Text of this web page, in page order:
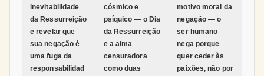
inevitabilidade
da Ressurreição
e revelar que
sua negação é
uma fuga da
responsabilidad
cósmico e
psíquico — o Dia
da Ressurreição
e a alma
censuradora
como duas
motivo moral da
negação — o
ser humano
nega porque
quer ceder às
paixões, não por